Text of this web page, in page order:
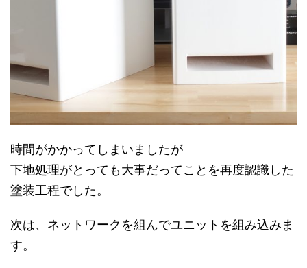
時間がかかってしまいましたが
下地処理がとっても大事だってことを再度認識した
塗装工程でした。
次は、ネットワークを組んでユニットを組み込みま
す。